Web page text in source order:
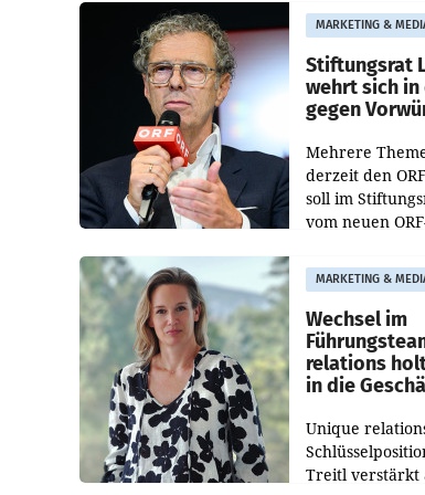
freigegeben:
und der
MARKETING &
Stiftungsrat
wehrt sich in
gegen
Mehrere
derzeit den
soll im
vom neuen
Besetzungen für
Direktionen
werden.
MARKETING &
Wechsel im
relations
in die
Unique
Treitl verstärkt